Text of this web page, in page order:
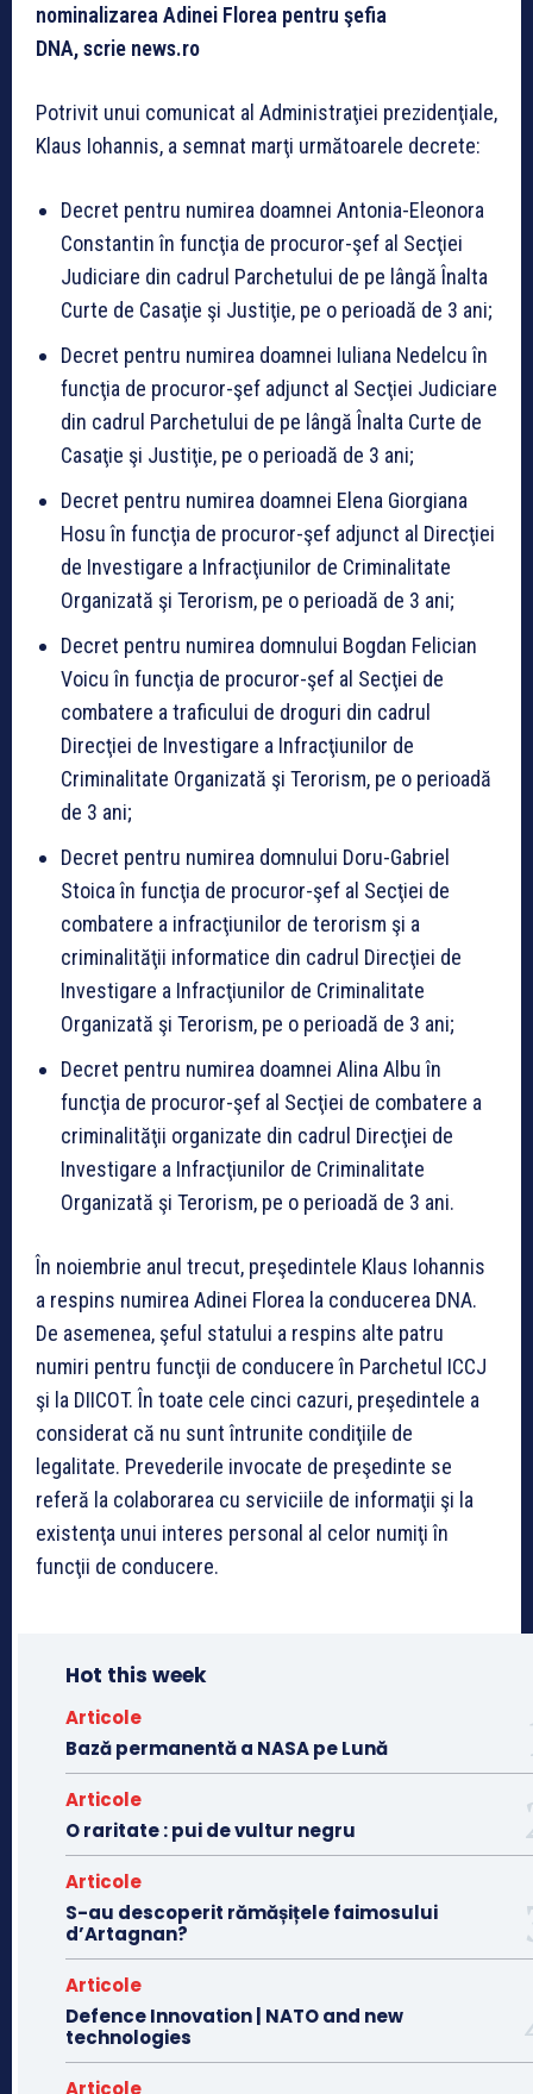
nominalizarea Adinei Florea pentru şefia
DNA, scrie news.ro
Potrivit unui comunicat al Administraţiei prezidenţiale,
Klaus Iohannis, a semnat marţi următoarele decrete:
Decret pentru numirea doamnei Antonia-Eleonora
Constantin în funcţia de procuror-şef al Secţiei
Judiciare din cadrul Parchetului de pe lângă Înalta
Curte de Casaţie şi Justiţie, pe o perioadă de 3 ani;
Decret pentru numirea doamnei Iuliana Nedelcu în
funcţia de procuror-şef adjunct al Secţiei Judiciare
din cadrul Parchetului de pe lângă Înalta Curte de
Casaţie şi Justiţie, pe o perioadă de 3 ani;
Decret pentru numirea doamnei Elena Giorgiana
Hosu în funcţia de procuror-şef adjunct al Direcţiei
de Investigare a Infracţiunilor de Criminalitate
Organizată şi Terorism, pe o perioadă de 3 ani;
Decret pentru numirea domnului Bogdan Felician
Voicu în funcţia de procuror-şef al Secţiei de
combatere a traficului de droguri din cadrul
Direcţiei de Investigare a Infracţiunilor de
Criminalitate Organizată şi Terorism, pe o perioadă
de 3 ani;
Decret pentru numirea domnului Doru-Gabriel
Stoica în funcţia de procuror-şef al Secţiei de
combatere a infracţiunilor de terorism şi a
criminalităţii informatice din cadrul Direcţiei de
Investigare a Infracţiunilor de Criminalitate
Organizată şi Terorism, pe o perioadă de 3 ani;
Decret pentru numirea doamnei Alina Albu în
funcţia de procuror-şef al Secţiei de combatere a
criminalităţii organizate din cadrul Direcţiei de
Investigare a Infracţiunilor de Criminalitate
Organizată şi Terorism, pe o perioadă de 3 ani.
În noiembrie anul trecut, preşedintele Klaus Iohannis
a respins numirea Adinei Florea la conducerea DNA.
De asemenea, şeful statului a respins alte patru
numiri pentru funcţii de conducere în Parchetul ICCJ
şi la DIICOT. În toate cele cinci cazuri, preşedintele a
considerat că nu sunt întrunite condiţiile de
legalitate. Prevederile invocate de preşedinte se
referă la colaborarea cu serviciile de informaţii şi la
existenţa unui interes personal al celor numiţi în
funcţii de conducere.
Hot this week
Articole
Bază permanentă a NASA pe Lună
Articole
O raritate : pui de vultur negru
Articole
S-au descoperit rămășițele faimosului
d’Artagnan?
Articole
Defence Innovation | NATO and new
technologies
Articole